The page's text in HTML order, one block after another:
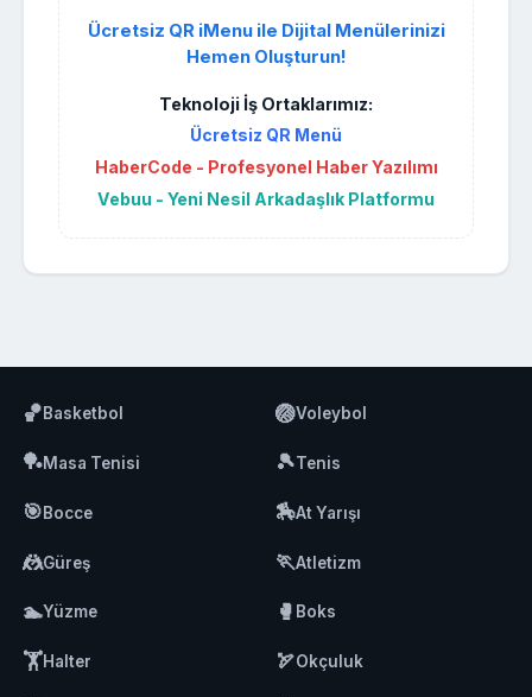
Ücretsiz QR iMenu ile Dijital Menülerinizi
Hemen Oluşturun!
Teknoloji İş Ortaklarımız:
Ücretsiz QR Menü
HaberCode - Profesyonel Haber Yazılımı
Vebuu - Yeni Nesil Arkadaşlık Platformu
🏀Basketbol 🏐Voleybol
🏓Masa Tenisi 🎾Tenis
🎯Bocce 🏇At Yarışı
🤼Güreş 🏃Atletizm
🏊Yüzme 🥊 Boks
🏋️Halter 🏹Okçuluk